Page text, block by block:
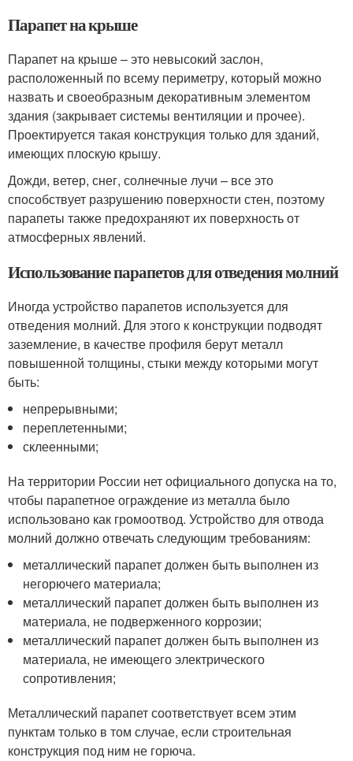
Парапет на крыше
Парапет на крыше – это невысокий заслон,
расположенный по всему периметру, который можно
назвать и своеобразным декоративным элементом
здания (закрывает системы вентиляции и прочее).
Проектируется такая конструкция только для зданий,
имеющих плоскую крышу.
Дожди, ветер, снег, солнечные лучи – все это
способствует разрушению поверхности стен, поэтому
парапеты также предохраняют их поверхность от
атмосферных явлений.
Использование парапетов для отведения молний
Иногда устройство парапетов используется для
отведения молний. Для этого к конструкции подводят
заземление, в качестве профиля берут металл
повышенной толщины, стыки между которыми могут
быть:
непрерывными;
переплетенными;
склеенными;
На территории России нет официального допуска на то,
чтобы парапетное ограждение из металла было
использовано как громоотвод. Устройство для отвода
молний должно отвечать следующим требованиям:
металлический парапет должен быть выполнен из
негорючего материала;
металлический парапет должен быть выполнен из
материала, не подверженного коррозии;
металлический парапет должен быть выполнен из
материала, не имеющего электрического
сопротивления;
Металлический парапет соответствует всем этим
пунктам только в том случае, если строительная
конструкция под ним не горюча.